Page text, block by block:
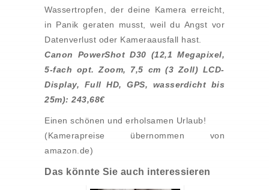
Wassertropfen, der deine Kamera erreicht,
in Panik geraten musst, weil du Angst vor
Datenverlust oder Kameraausfall hast.
Canon PowerShot D30 (12,1 Megapixel,
5-fach opt. Zoom, 7,5 cm (3 Zoll) LCD-
Display, Full HD, GPS, wasserdicht bis
25m): 243,68€
Einen schönen und erholsamen Urlaub!
(Kamerapreise übernommen von
amazon.de)
Das könnte Sie auch interessieren